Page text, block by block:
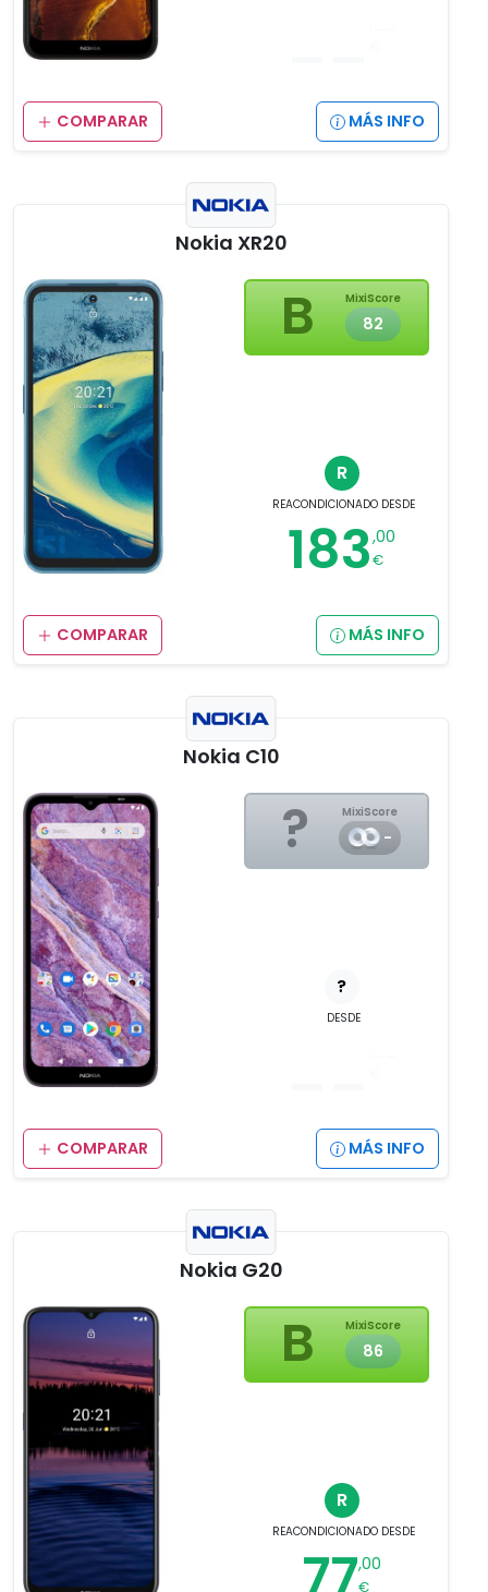
COMPARAR MÁS INFO
Nokia XR20
B MixiScore
82
R
REACONDICIONADO DESDE
183,00
€
COMPARAR MÁS INFO
Nokia C10
? MixiScore
-
?
DESDE
COMPARAR MÁS INFO
Nokia G20
B MixiScore
86
R
REACONDICIONADO DESDE
77,00
€